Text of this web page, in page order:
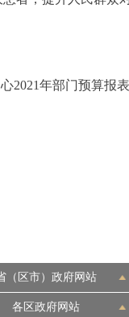
2021年部门预算报表
（区市）政府网站
各区政府网站